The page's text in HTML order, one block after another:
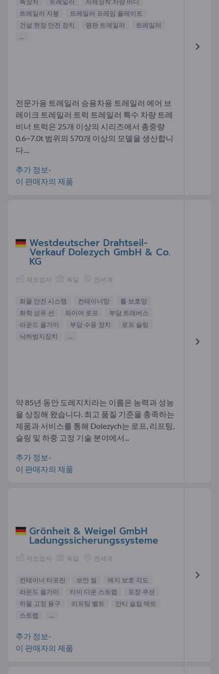
트레일러 지붕
트레일러 프레임 플레이트
건설 현장 안전 장치
평판 트레일러
트레일러
...
전문가용 트레일러 승용차용 트레일러 에어 브
레이크 트레일러 트럭 트레일러 특수 차량 트레
비너 트럭은 25개 이상의 시리즈에서 총중량
0.6~7.0t 범위의 570개 이상의 모델을 생산합니
다....
추가 정보-
이 판매자의 제품
Westdeutscher Drahtseil-
Verkauf Dolezych GmbH & Co.
KG
제조업자 독일 전세계
화물 안전 시스템 컨테이너망
틀 보호망
화학 섬유 선
와이어 로프
부담 트래버스
라운드 올가미
부담 수용 장치
로프 슬링
낙하방지장치
...
약 85년 동안 도레지치라는 이름은 능력과 성능
을 상징해 왔습니다. 최고 품질 기준을 충족하는
제품과 서비스를 통해 Dolezych는 로프, 리프팅,
슬링 및 하중 고정 기술 분야에서...
추가 정보-
이 판매자의 제품
Grönheit & Weigel GmbH
Ladungssicherungssysteme
제조업자 독일 전세계
컨테이너 타포린 보안 씰
에지 보호 각도
라운드 올가미
타이 다운 스트랩
포장 쿠션
하물 고정 용구
리프팅 벨트
안티 슬립 매트
스트랩
...
추가 정보-
이 판매자의 제품